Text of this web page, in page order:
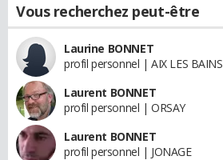
Vous recherchez peut-être
Laurine BONNET
profil personnel | AIX LES BAINS
Laurent BONNET
profil personnel | ORSAY
Laurent BONNET
profil personnel | JONAGE